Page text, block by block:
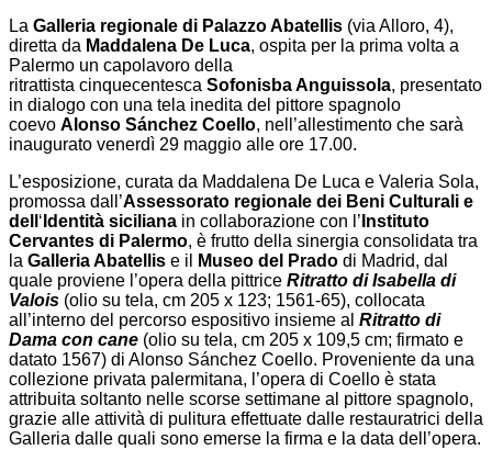
La Galleria regionale di Palazzo Abatellis (via Alloro, 4),
diretta da Maddalena De Luca, ospita per la prima volta a
Palermo un capolavoro della
ritrattista cinquecentesca Sofonisba Anguissola, presentato
in dialogo con una tela inedita del pittore spagnolo
coevo Alonso Sánchez Coello, nell’allestimento che sarà
inaugurato venerdì 29 maggio alle ore 17.00.
L’esposizione, curata da Maddalena De Luca e Valeria Sola,
promossa dall’Assessorato regionale dei Beni Culturali e
dell ‘ Identità siciliana in collaborazione con l’ Instituto
Cervantes di Palermo, è frutto della sinergia consolidata tra
la Galleria Abatellis e il Museo del Prado di Madrid, dal
quale proviene l’opera della pittrice Ritratto di Isabella di
Valois (olio su tela, cm 205 x 123; 1561-65), collocata
all’interno del percorso espositivo insieme al Ritratto di
Dama con cane (olio su tela, cm 205 x 109,5 cm; firmato e
datato 1567) di Alonso Sánchez Coello. Proveniente da una
collezione privata palermitana, l’opera di Coello è stata
attribuita soltanto nelle scorse settimane al pittore spagnolo,
grazie alle attività di pulitura effettuate dalle restauratrici della
Galleria dalle quali sono emerse la firma e la data dell’opera.